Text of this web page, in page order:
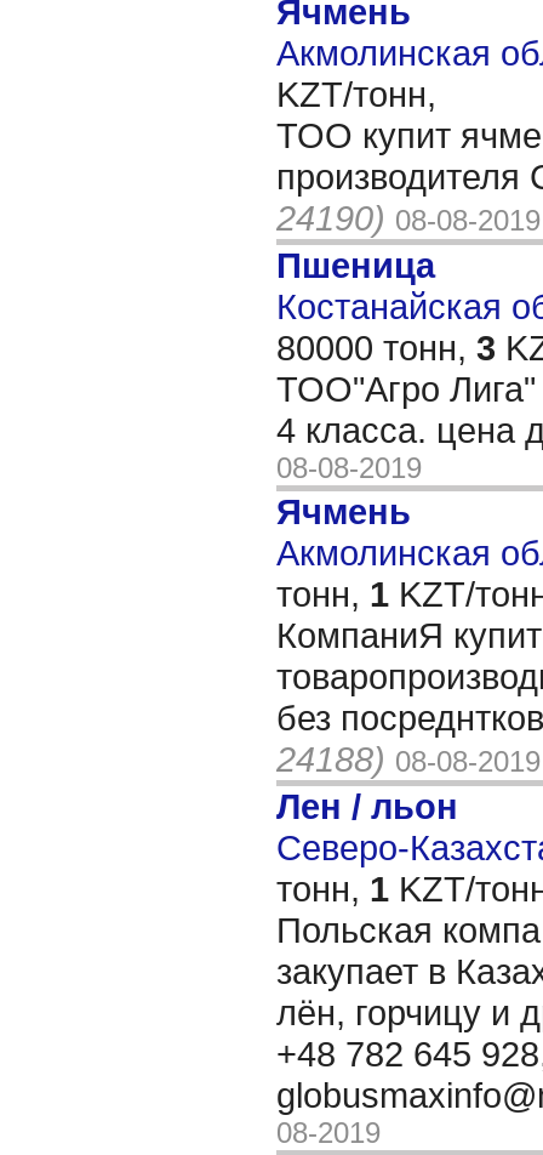
Ячмень
Акмолинская
KZT/тонн,
ТОО купит
24190) 08-08-2019
Пшеница
Костанайская
80000 тонн, 3
ТОО"Агро Лига"
4 класса. цена
08-08-2019
Ячмень
Акмолинская
тонн, 1 KZT/
КомпаниЯ
без
24188) 08-08-2019
Лен / льон
Северо-
тонн, 1 KZT/
Польская
закупает в
лён, горчицу и
+48 782 645
08-2019